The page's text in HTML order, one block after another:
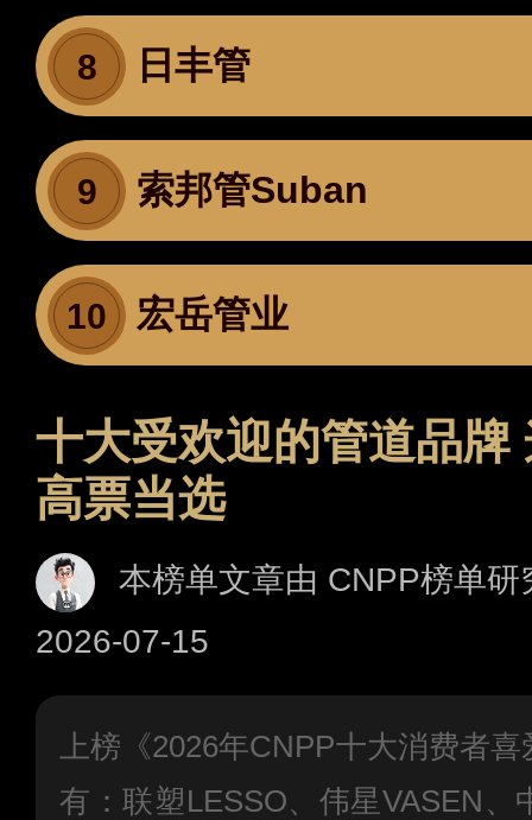
8 日丰管
9 索邦管Suban
10 宏岳管业
十大受欢迎的管道品牌
高票当选
本榜单文章由 CNPP榜单
2026-07-15
上榜《2026年CNPP十大消费者
有：联塑LESSO、伟星VASEN